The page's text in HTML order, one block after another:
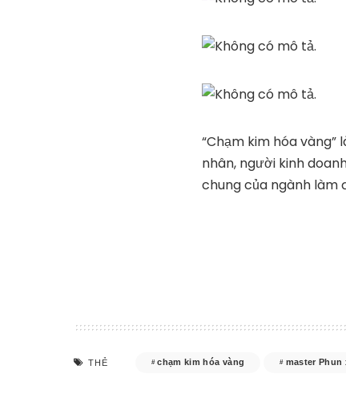
“Chạm kim hóa
nhân, người kinh
chung của ngành làm
THẺ chạm kim hóa vàng master Phun